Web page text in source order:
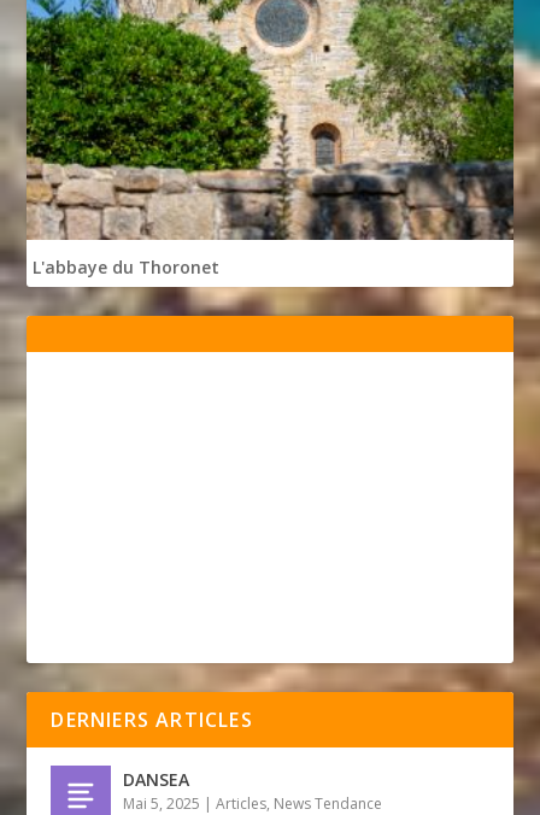
L'abbaye du Thoronet
DERNIERS ARTICLES
DANSEA
Mai 5, 2025 |Articles, News Tendance